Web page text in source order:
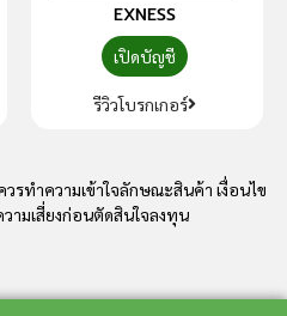
EXNESS
เปิดบัญชี
รีวิวโบรกเกอร์
รทำความเข้าใจลักษณะสินค้า เงื่อนไข
มเสี่ยงก่อนตัดสินใจลงทุน